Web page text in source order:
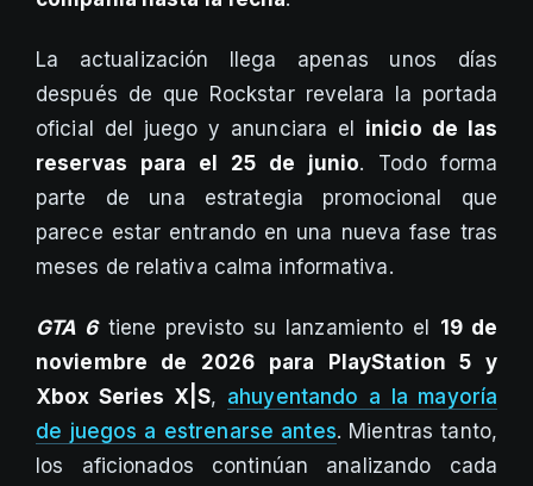
La actualización llega apenas unos días
después de que Rockstar revelara la portada
oficial del juego y anunciara el inicio de las
reservas para el 25 de junio. Todo forma
parte de una estrategia promocional que
parece estar entrando en una nueva fase tras
meses de relativa calma informativa.
GTA 6tiene previsto su lanzamiento el 19 de
noviembre de 2026 para PlayStation 5 y
Xbox Series X|S, ahuyentando a la mayoría
de juegos a estrenarse antes. Mientras tanto,
los aficionados continúan analizando cada